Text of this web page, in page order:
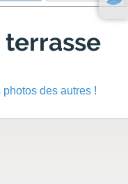
terrasse
des autres !